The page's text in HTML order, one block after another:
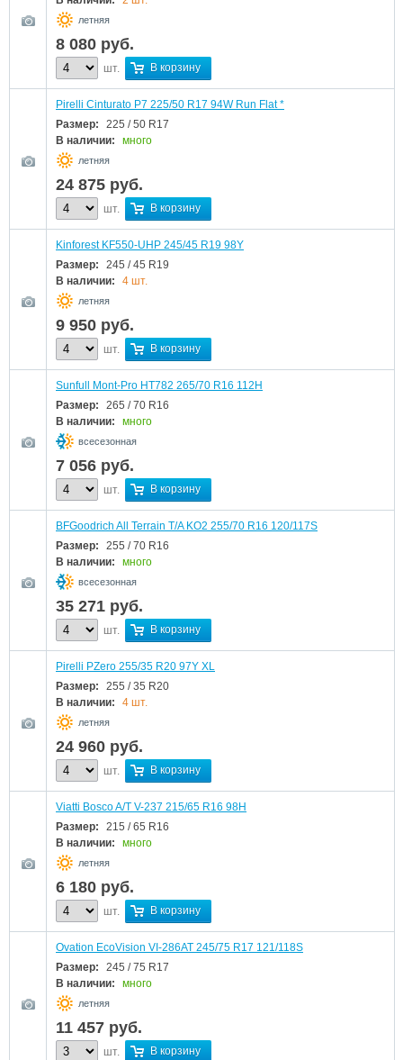
летняя
8 080 руб.
шт. В корзину
Pirelli Cinturato P7 225/50 R17 94W Run Flat *
Размер:
225 / 50 R17
В наличии:
много
летняя
24 875 руб.
шт. В корзину
Kinforest KF550-UHP 245/45 R19 98Y
Размер:
245 / 45 R19
В наличии:
4 шт.
летняя
9 950 руб.
шт. В корзину
Sunfull Mont-Pro HT782 265/70 R16 112H
Размер:
265 / 70 R16
В наличии:
много
всесезонная
7 056 руб.
шт. В корзину
BFGoodrich All Terrain T/A KO2 255/70 R16 120/117S
Размер:
255 / 70 R16
В наличии:
много
всесезонная
35 271 руб.
шт. В корзину
Pirelli PZero 255/35 R20 97Y XL
Размер:
255 / 35 R20
В наличии:
4 шт.
летняя
24 960 руб.
шт. В корзину
Viatti Bosco A/T V-237 215/65 R16 98H
Размер:
215 / 65 R16
В наличии:
много
летняя
6 180 руб.
шт. В корзину
Ovation EcoVision VI-286AT 245/75 R17 121/118S
Размер:
245 / 75 R17
В наличии:
много
летняя
11 457 руб.
шт. В корзину